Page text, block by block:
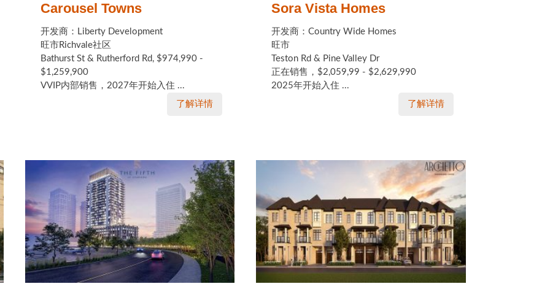
Carousel Towns
开发商：Liberty Development
旺市Richvale社区
Bathurst St & Rutherford Rd, $974,990 -
$1,259,900
VVIP内部销售，2027年开始入住 ...
了解详情
Sora Vista Homes
开发商：Country Wide Homes
旺市
Teston Rd & Pine Valley Dr
正在销售，$2,059,99 - $2,629,990
2025年开始入住 ...
了解详情